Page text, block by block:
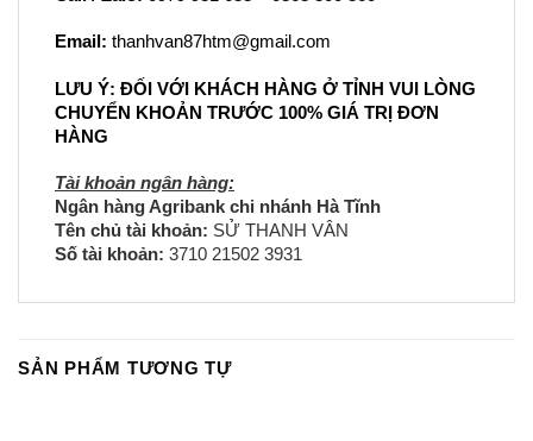
Email: thanhvan87htm@gmail.com
LƯU Ý: ĐỐI VỚI KHÁCH HÀNG Ở TỈNH VUI LÒNG
CHUYỂN KHOẢN TRƯỚC 100% GIÁ TRỊ ĐƠN
HÀNG
Tài khoản ngân hàng:
Ngân hàng Agribank chi nhánh Hà Tĩnh
Tên chủ tài khoản: SỬ THANH VÂN
Số tài khoản: 3710 21502 3931
SẢN PHẨM TƯƠNG TỰ